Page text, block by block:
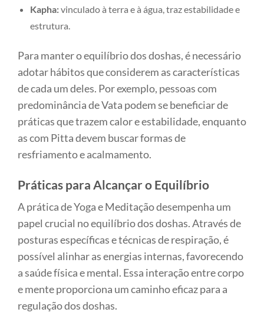
Kapha:vinculado à terra e à água, traz estabilidade e
estrutura.
Para manter o equilíbrio dos doshas, é necessário
adotar hábitos que considerem as características
de cada um deles. Por exemplo, pessoas com
predominância de Vata podem se beneficiar de
práticas que trazem calor e estabilidade, enquanto
as com Pitta devem buscar formas de
resfriamento e acalmamento.
Práticas para Alcançar o Equilíbrio
A prática de Yoga e Meditação desempenha um
papel crucial no equilíbrio dos doshas. Através de
posturas específicas e técnicas de respiração, é
possível alinhar as energias internas, favorecendo
a saúde física e mental. Essa interação entre corpo
e mente proporciona um caminho eficaz para a
regulação dos doshas.